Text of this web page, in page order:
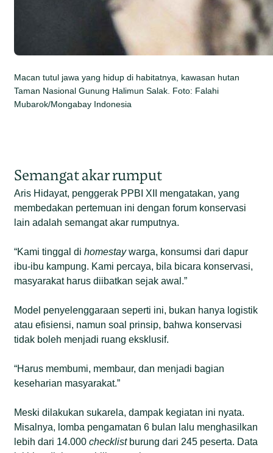
Macan tutul jawa yang hidup di habitatnya, kawasan hutan
Taman Nasional Gunung Halimun Salak. Foto: Falahi
Mubarok/Mongabay Indonesia
Semangat akar rumput
Aris Hidayat, penggerak PPBI XII mengatakan, yang
membedakan pertemuan ini dengan forum konservasi
lain adalah semangat akar rumputnya.
“Kami tinggal dihomestaywarga, konsumsi dari dapur
ibu-ibu kampung. Kami percaya, bila bicara konservasi,
masyarakat harus diibatkan sejak awal.”
Model penyelenggaraan seperti ini, bukan hanya logistik
atau efisiensi, namun soal prinsip, bahwa konservasi
tidak boleh menjadi ruang eksklusif.
“Harus membumi, membaur, dan menjadi bagian
keseharian masyarakat.”
Meski dilakukan sukarela, dampak kegiatan ini nyata.
Misalnya, lomba pengamatan 6 bulan lalu menghasilkan
lebih dari 14.000checklist burung dari 245 peserta. Data